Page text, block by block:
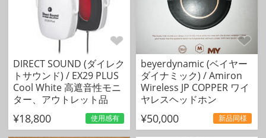
DIRECT SOUND (ダイレク
トサウンド) / EX29 PLUS
Cool White 高遮音性モニ
ター、アウトレット品
¥18,800 使用感有
beyerdynamic (ベイヤー
ダイナミック) / Amiron
Wireless JP COPPER ワイ
ヤレスヘッドホン
¥50,000 新品同様